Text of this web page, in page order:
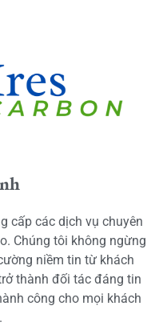
cấp các dịch vụ chuyên
Chúng tôi không ngừng
niềm tin từ khách
thành đối tác đáng tin
công cho mọi khách